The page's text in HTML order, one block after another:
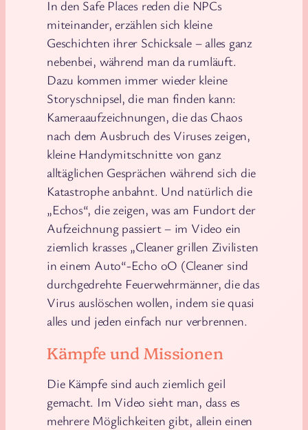
In den Safe Places reden die NPCs
miteinander, erzählen sich kleine
Geschichten ihrer Schicksale – alles ganz
nebenbei, während man da rumläuft.
Dazu kommen immer wieder kleine
Storyschnipsel, die man finden kann:
Kameraaufzeichnungen, die das Chaos
nach dem Ausbruch des Viruses zeigen,
kleine Handymitschnitte von ganz
alltäglichen Gesprächen während sich die
Katastrophe anbahnt. Und natürlich die
„Echos“, die zeigen, was am Fundort der
Aufzeichnung passiert – im Video ein
ziemlich krasses „Cleaner grillen Zivilisten
in einem Auto“-Echo oO (Cleaner sind
durchgedrehte Feuerwehrmänner, die das
Virus auslöschen wollen, indem sie quasi
alles und jeden einfach nur verbrennen.
Kämpfe und Missionen
Die Kämpfe sind auch ziemlich geil
gemacht. Im Video sieht man, dass es
mehrere Möglichkeiten gibt, allein einen